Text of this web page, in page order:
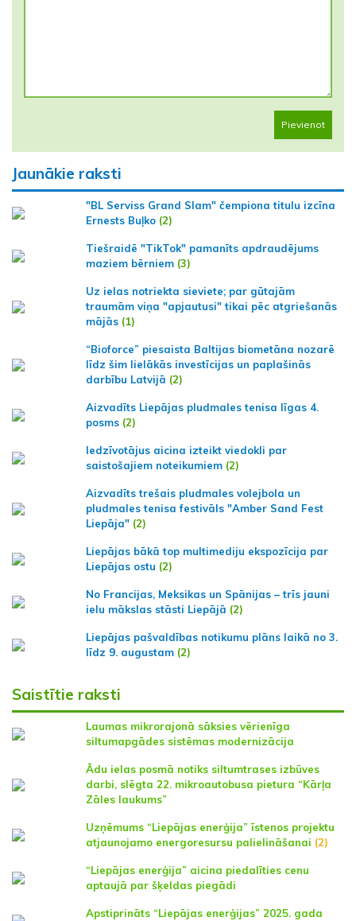
Pievienot
Jaunākie raksti
"BL Serviss Grand Slam" čempiona titulu izcīna
Ernests Buļko (2)
Tiešraidē "TikTok" pamanīts apdraudējums
maziem bērniem (3)
Uz ielas notriekta sieviete; par gūtajām
traumām viņa "apjautusi" tikai pēc atgriešanās
mājās (1)
“Bioforce” piesaista Baltijas biometāna nozarē
līdz šim lielākās investīcijas un paplašinās
darbību Latvijā (2)
Aizvadīts Liepājas pludmales tenisa līgas 4.
posms (2)
Iedzīvotājus aicina izteikt viedokli par
saistošajiem noteikumiem (2)
Aizvadīts trešais pludmales volejbola un
pludmales tenisa festivāls "Amber Sand Fest
Liepāja" (2)
Liepājas bākā top multimediju ekspozīcija par
Liepājas ostu (2)
No Francijas, Meksikas un Spānijas – trīs jauni
ielu mākslas stāsti Liepājā (2)
Liepājas pašvaldības notikumu plāns laikā no 3.
līdz 9. augustam (2)
Saistītie raksti
Laumas mikrorajonā sāksies vērienīga
siltumapgādes sistēmas modernizācija
Ādu ielas posmā notiks siltumtrases izbūves
darbi, slēgta 22. mikroautobusa pietura “Kārļa
Zāles laukums”
Uzņēmums “Liepājas enerģija” īstenos projektu
atjaunojamo energoresursu palielināšanai (2)
“Liepājas enerģija” aicina piedalīties cenu
aptaujā par šķeldas piegādi
Apstiprināts “Liepājas enerģijas” 2025. gada